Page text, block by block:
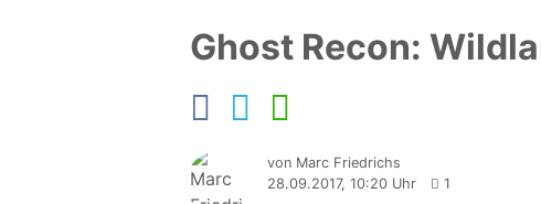
Ghost Recon:
von Marc Friedrichs
28.09.2017, 10:20 Uhr
1